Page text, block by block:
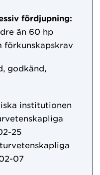
fördjupning:
än 60 hp
förkunskapskrav
godkänd,
institutionen
25
07